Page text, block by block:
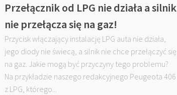
Przełącznik od LPG nie działa a silnik
nie przełącza się na gaz!
Przycisk włączający instalację LPG auta nie działa,
jego diody nie świecą, a silnik nie chce przełączyć się
na gaz. Jakie mogą być przyczyny tego problemu?
Na przykładzie naszego redakcyjnego Peugeota 406
z LPG, którego...